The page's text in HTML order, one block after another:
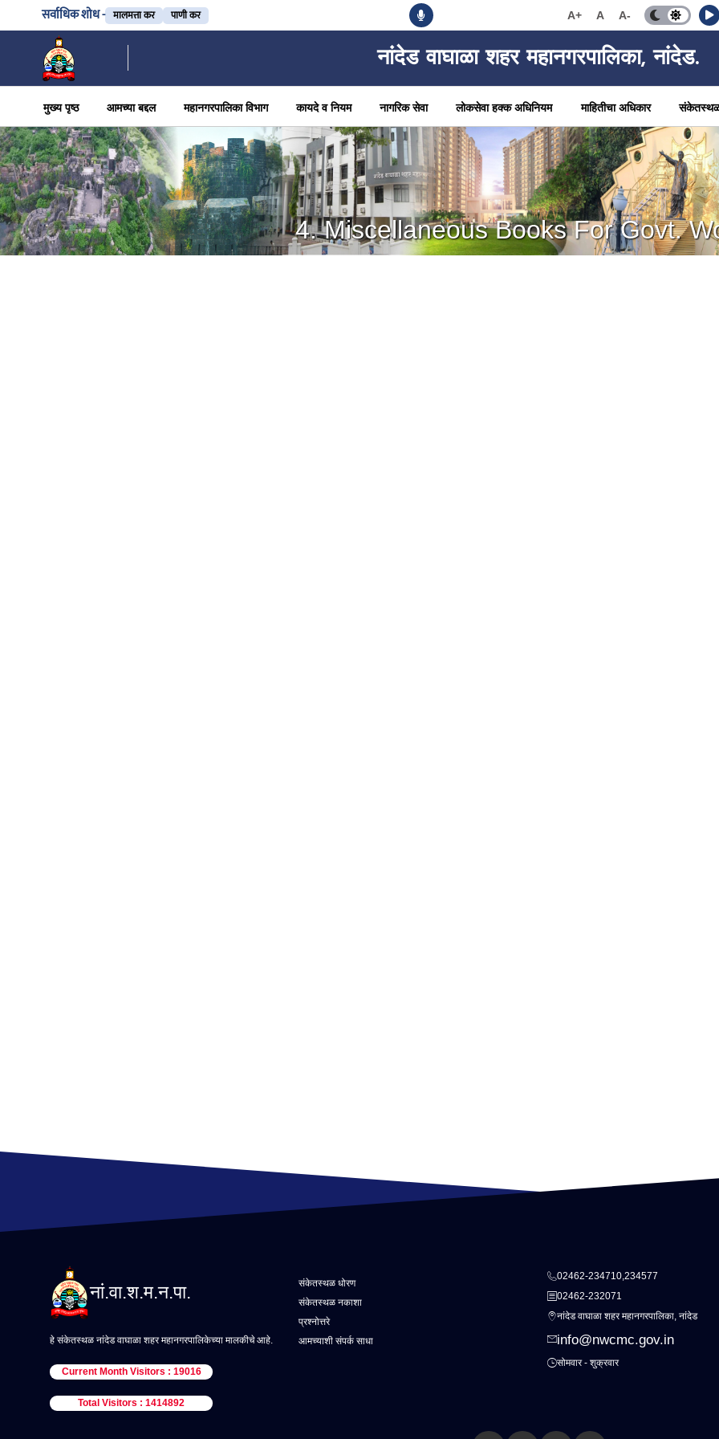
सर्वाधिक शोध - मालमत्ता कर पाणी कर A+ A A-
नांदेड वाघाळा शहर महानगरपालिका, नांदेड.
मुख्य पृष्ठ आमच्या बद्दल महानगरपालिका विभाग कायदे व नियम नागरिक सेवा लोकसेवा हक्क अधिनियम माहितीचा अधिकार संकेतस्थळ
4. Miscellaneous Books For Govt.
नां.वा.श.म.न.पा.
हे संकेतस्थळ नांदेड वाघाळा शहर महानगरपालिकेच्या मालकीचे आहे.
Current Month Visitors : 19016
Total Visitors : 1414892
संकेतस्थळ धोरण
संकेतस्थळ नकाशा
प्रश्नोत्तरे
आमच्याशी संपर्क साधा
02462-234710,234577
02462-232071
नांदेड वाघाळा शहर महानगरपालिका, नांदेड
info@nwcmc.gov.in
सोमवार - शुक्रवार